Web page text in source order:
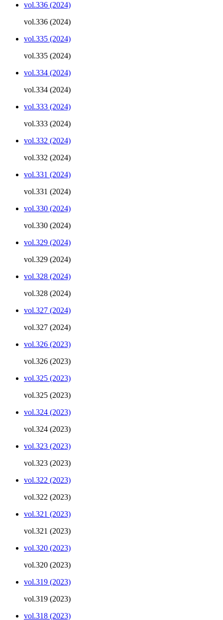
vol.336 (2024)
vol.336 (2024)
vol.335 (2024)
vol.335 (2024)
vol.334 (2024)
vol.334 (2024)
vol.333 (2024)
vol.333 (2024)
vol.332 (2024)
vol.332 (2024)
vol.331 (2024)
vol.331 (2024)
vol.330 (2024)
vol.330 (2024)
vol.329 (2024)
vol.329 (2024)
vol.328 (2024)
vol.328 (2024)
vol.327 (2024)
vol.327 (2024)
vol.326 (2023)
vol.326 (2023)
vol.325 (2023)
vol.325 (2023)
vol.324 (2023)
vol.324 (2023)
vol.323 (2023)
vol.323 (2023)
vol.322 (2023)
vol.322 (2023)
vol.321 (2023)
vol.321 (2023)
vol.320 (2023)
vol.320 (2023)
vol.319 (2023)
vol.319 (2023)
vol.318 (2023)